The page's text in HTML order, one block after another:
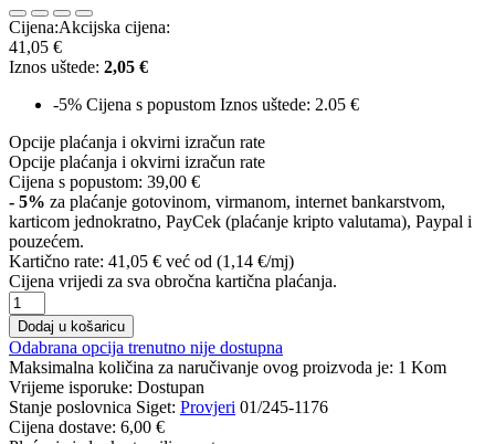
Cijena:Akcijska cijena:
41,05 €
Iznos uštede: 2,05 €
-5% Cijena s popustom Iznos uštede: 2.05 €
Opcije plaćanja i okvirni izračun rate
Opcije plaćanja i okvirni izračun rate
Cijena s popustom: 39,00 €
- 5% za plaćanje gotovinom, virmanom, internet bankarstvom,
karticom jednokratno, PayCek (plaćanje kripto valutama), Paypal i
pouzećem.
Kartično rate: 41,05 € već od (1,14 €/mj)
Cijena vrijedi za sva obročna kartična plaćanja.
Dodaj u košaricu
Odabrana opcija trenutno nije dostupna
Maksimalna količina za naručivanje ovog proizvoda je: 1 Kom
Vrijeme isporuke: Dostupan
Stanje poslovnica Siget: Provjeri 01/245-1176
Cijena dostave: 6,00 €